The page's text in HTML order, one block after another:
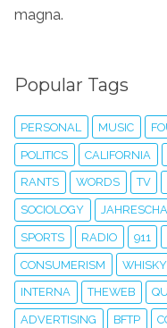
magna.
Popular Tags
PERSONAL MUSIC
POLITICS CALIFORNIA
RANTS WORDS TV
SOCIOLOGY
SPORTS RADIO 911
CONSUMERISM WHISKY
INTERNA THEWEB
ADVERTISING BFTP